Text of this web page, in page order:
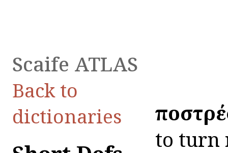
Scaife ATLAS
Back to
dictionaries
to turn